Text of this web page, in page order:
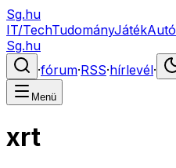
Sg.hu
IT/TechTudományJátékAutó
Sg.hu
·fórum·RSS·hírlevél·
Menü
xrt